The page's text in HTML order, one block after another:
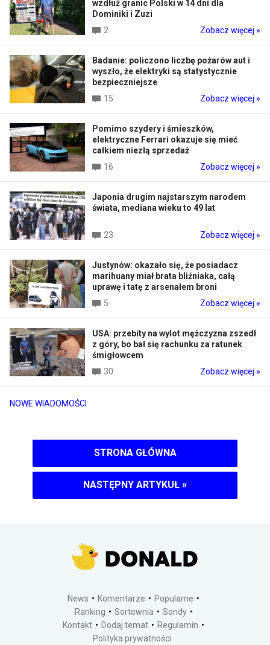
NOWE WIADOMOŚCI
wzdłuż granic Polski w 14 dni dla
Dominiki i Zuzi
2
Zobacz więcej »
Badanie: policzono liczbę pożarów aut i
wyszło, że elektryki są statystycznie
bezpieczniejsze
15
Zobacz więcej »
Pomimo szydery i śmieszków,
elektryczne Ferrari okazuje się mieć
całkiem niezłą sprzedaż
16
Zobacz więcej »
Japonia drugim najstarszym narodem
świata, mediana wieku to 49 lat
23 Zobacz więcej »
Justynów: okazało się, że posiadacz
marihuany miał brata bliźniaka, całą
uprawę i tatę z arsenałem broni
5
Zobacz więcej »
USA: przebity na wylot mężczyzna zszedł
z góry, bo bał się rachunku za ratunek
śmigłowcem
30
Zobacz więcej »
STRONA GŁÓWNA
NASTĘPNY ARTYKUŁ »
News Komentarze
Popularne
Ranking
Sortownia
Sondy
Kontakt
Dodaj temat
Regulamin
Polityka prywatności